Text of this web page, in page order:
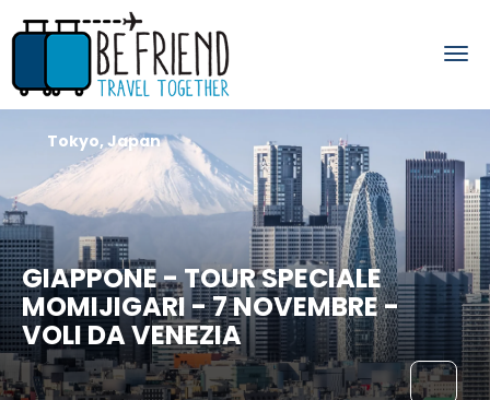
GIAPPONE - TOUR SPECIALE
MOMIJIGARI - 7 NOVEMBRE -
VOLI DA VENEZIA
Tokyo, Japan